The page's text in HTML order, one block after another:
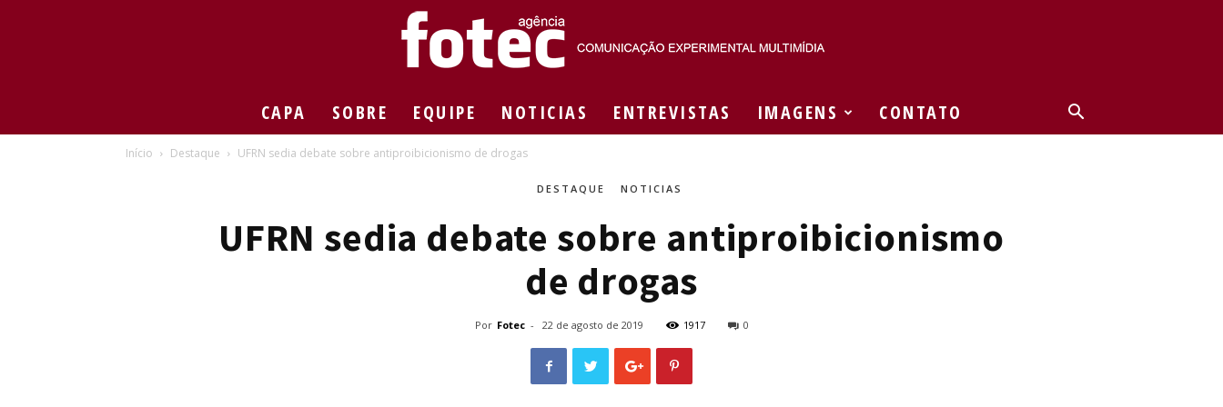
CAPA SOBRE EQUIPE NOTICIAS ENTREVISTAS IMAGENS CONTATO
Início Destaque UFRN sedia debate sobre antiproibicionismo de drogas
DESTAQUE NOTICIAS
UFRN sedia debate sobre antiproibicionismo
de drogas
Por Fotec - 22 de agosto de 2019 1917 0